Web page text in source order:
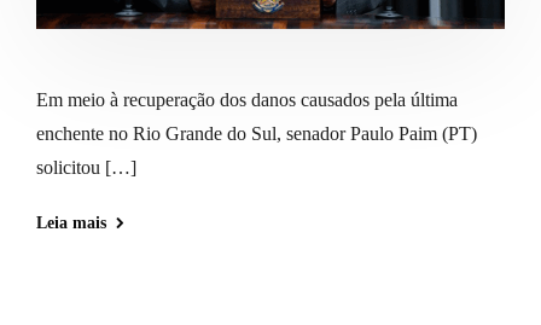
Em meio à recuperação dos danos causados pela última
enchente no Rio Grande do Sul, senador Paulo Paim (PT)
solicitou […]
Leia mais